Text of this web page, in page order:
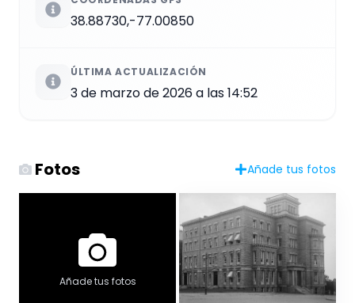
38.88730,-77.00850
ÚLTIMA ACTUALIZACIÓN
3 de marzo de 2026 a las 14:52
Fotos Añade tus fotos
Añade tus fotos